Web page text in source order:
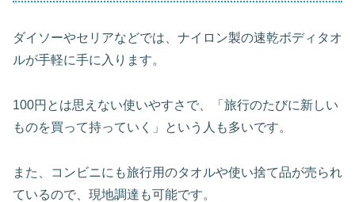
ダイソーやセリアなどでは、ナイロン製の速乾ボディタオ
ルが手軽に手に入ります。
100円とは思えない使いやすさで、「旅行のたびに新しい
ものを買って持っていく」という人も多いです。
また、コンビニにも旅行用のタオルや使い捨て品が売られ
ているので、現地調達も可能です。